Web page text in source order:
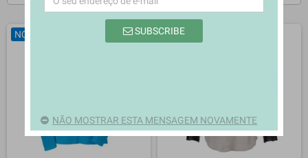
NOVO NOVO
SUBSCRIBE
NÃO MOSTRAR ESTA MENSAGEM NOVAMENTE